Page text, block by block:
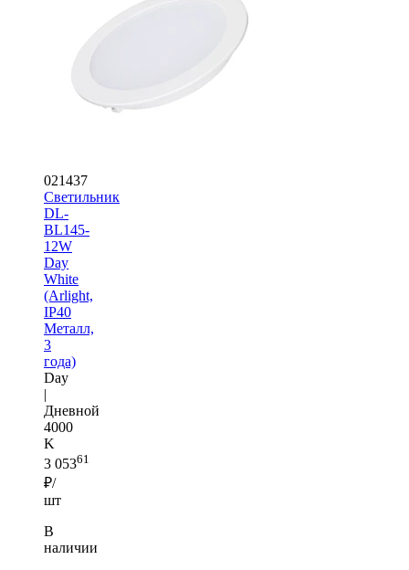
021437
Светильник
DL-
BL145-
12W
Day
White
(Arlight,
IP40
Металл,
3
года)
Day
|
Дневной
4000
K
3 05361
₽/
шт
В
наличии